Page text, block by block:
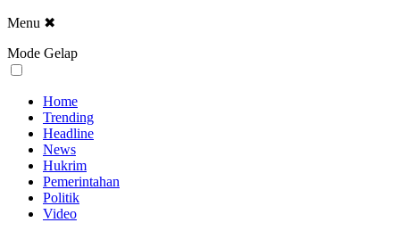
Menu ✖
Mode Gelap
Home
Trending
Headline
News
Hukrim
Pemerintahan
Politik
Video